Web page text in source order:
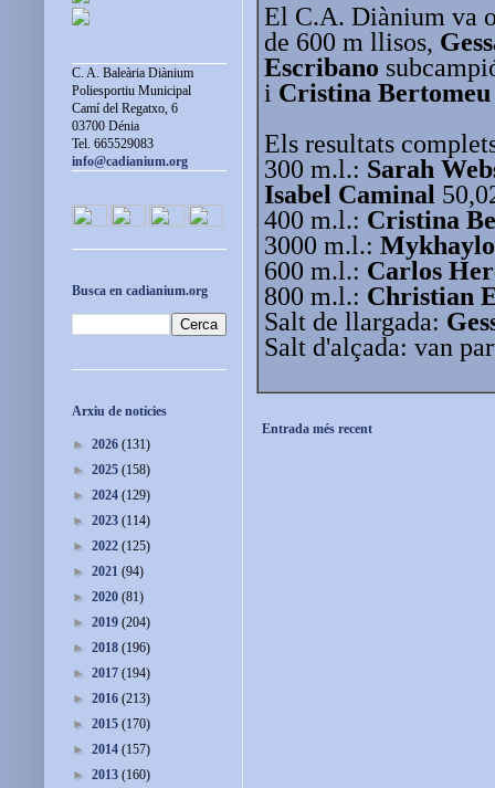
El C.A. Diànium va
de 600 m llisos,
Escribano
i Cristina Bertomeu
Els resultats
300 m.l.: Sarah
Isabel Caminal
400 m.l.: Cristina
3000 m.l.:
600 m.l.: Carlos
800 m.l.: Christian
Salt de llargada:
Salt d'alçada: van
Entrada més recent
C. A. Baleària Diànium
Poliesportiu Municipal
Camí del Regatxo, 6
03700 Dénia
Tel. 665529083
info@cadianium.org
Busca en cadianium.org
Arxiu de notícies
► 2026 (131)
► 2025 (158)
► 2024 (129)
► 2023 (114)
► 2022 (125)
► 2021 (94)
► 2020 (81)
► 2019 (204)
► 2018 (196)
► 2017 (194)
► 2016 (213)
► 2015 (170)
► 2014 (157)
► 2013 (160)